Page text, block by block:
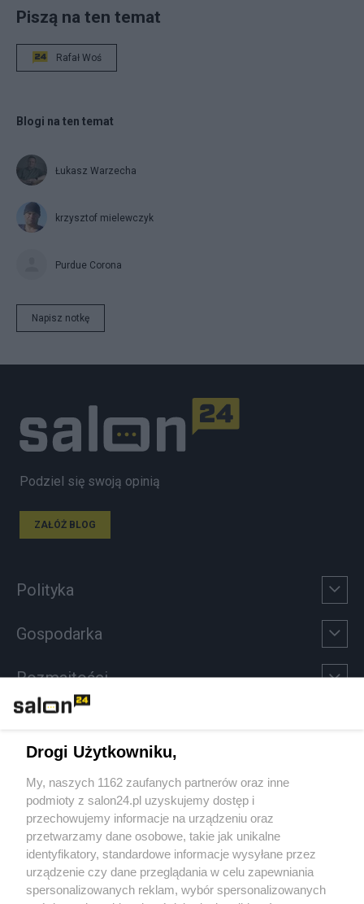
Piszą na ten temat
Rafał Woś
Blogi na ten temat
Łukasz Warzecha
krzysztof mielewczyk
Purdue Corona
Napisz notkę
Podziel się swoją opinią
ZAŁÓŻ BLOG
Polityka
Gospodarka
Rozmaitości
Sport
Społeczeństwo
Kultura
Drogi Użytkowniku,
My, naszych 1162 zaufanych partnerów oraz inne
podmioty z salon24.pl uzyskujemy dostęp i
przechowujemy informacje na urządzeniu oraz
przetwarzamy dane osobowe, takie jak unikalne
identyfikatory, standardowe informacje wysyłane przez
urządzenie czy dane przeglądania w celu zapewniania
spersonalizowanych reklam, wybór spersonalizowanych